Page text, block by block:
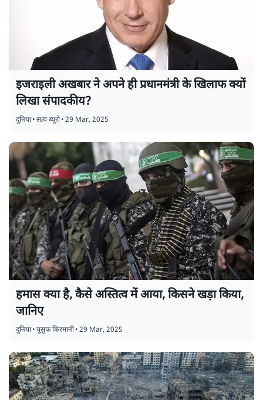
इजराइली अखबार ने अपने ही प्रधानमंत्री के खिलाफ क्यों
लिखा संपादकीय?
दुनिया•सत्य ब्यूरो•29 Mar, 2025
हमास क्या है, कैसे अस्तित्व में आया, किसने खड़ा किया,
जानिए
दुनिया•यूसुफ किरमानी•29 Mar, 2025